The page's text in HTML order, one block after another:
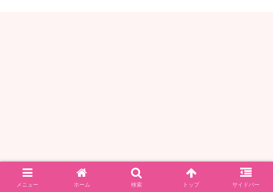
メニュー ホーム 検索 トップ サイドバー